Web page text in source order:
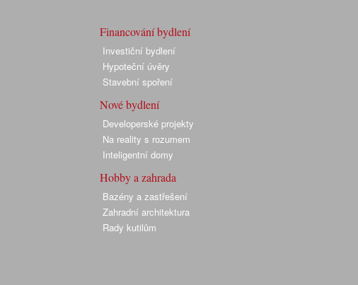
Financování bydlení
Investiční bydlení
Hypoteční úvěry
Stavební spoření
Nové bydlení
Developerské projekty
Na reality s rozumem
Inteligentní domy
Hobby a zahrada
Bazény a zastřešení
Zahradní architektura
Rady kutilům